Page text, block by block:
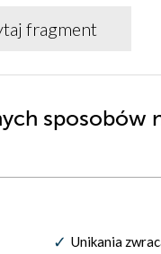
fragment
sposobów
Unikania